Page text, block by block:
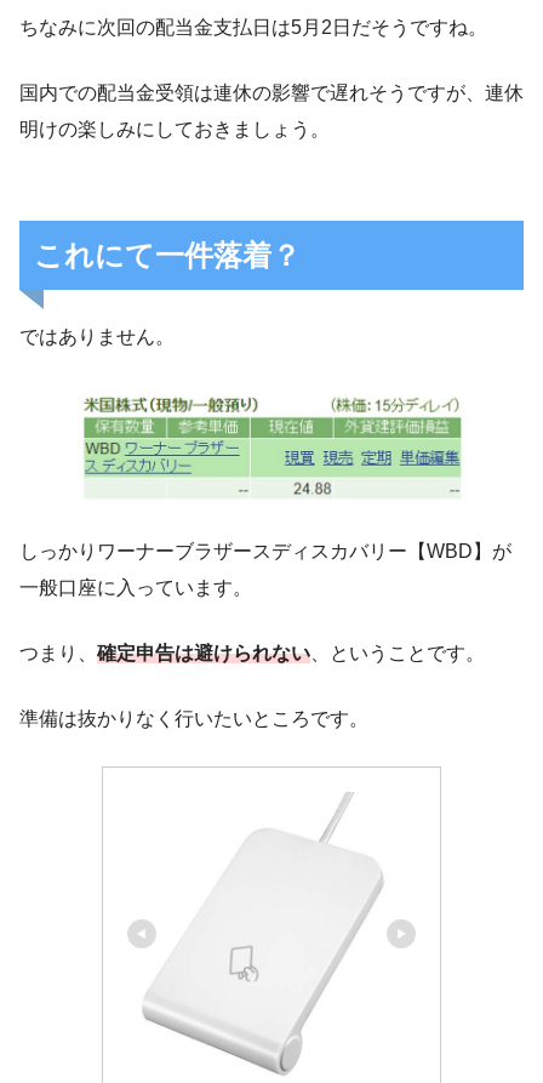
ちなみに次回の配当金支払日は5月2日だそうですね。
国内での配当金受領は連休の影響で遅れそうですが、連休
明けの楽しみにしておきましょう。
これにて一件落着？
ではありません。
しっかりワーナーブラザースディスカバリー【WBD】が
一般口座に入っています。
つまり、 確定申告は避けられない 、ということです。
準備は抜かりなく行いたいところです。